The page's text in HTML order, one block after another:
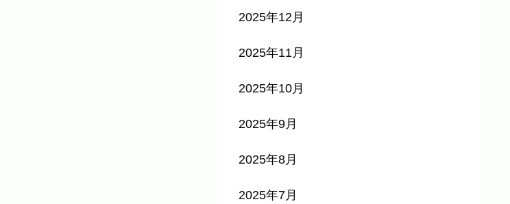
2025年12月
2025年11月
2025年10月
2025年9月
2025年8月
2025年7月